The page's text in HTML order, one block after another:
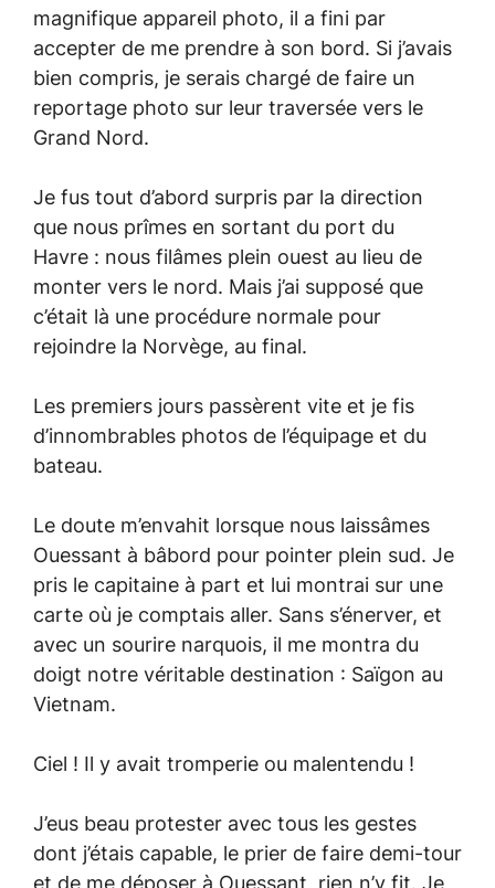
magnifique appareil photo, il a fini par
accepter de me prendre à son bord. Si j’avais
bien compris, je serais chargé de faire un
reportage photo sur leur traversée vers le
Grand Nord.
Je fus tout d’abord surpris par la direction
que nous prîmes en sortant du port du
Havre : nous filâmes plein ouest au lieu de
monter vers le nord. Mais j’ai supposé que
c’était là une procédure normale pour
rejoindre la Norvège, au final.
Les premiers jours passèrent vite et je fis
d’innombrables photos de l’équipage et du
bateau.
Le doute m’envahit lorsque nous laissâmes
Ouessant à bâbord pour pointer plein sud. Je
pris le capitaine à part et lui montrai sur une
carte où je comptais aller. Sans s’énerver, et
avec un sourire narquois, il me montra du
doigt notre véritable destination : Saïgon au
Vietnam.
Ciel ! Il y avait tromperie ou malentendu !
J’eus beau protester avec tous les gestes
dont j’étais capable, le prier de faire demi-tour
et de me déposer à Ouessant, rien n’y fit. Je